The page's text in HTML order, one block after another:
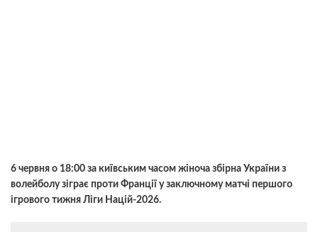
6 червня о 18:00 за київським часом жіноча збірна України з
волейболу зіграє проти Франції у заключному матчі першого
ігрового тижня Ліги Націй-2026.